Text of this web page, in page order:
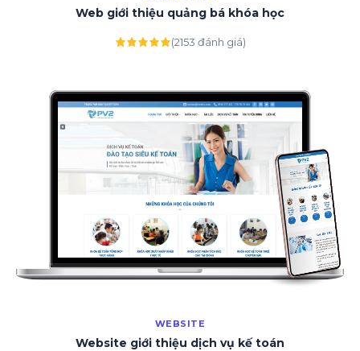
Web giới thiệu quảng bá khóa học
(2153 đánh giá)
WEBSITE
Website giới thiệu dịch vụ kế toán